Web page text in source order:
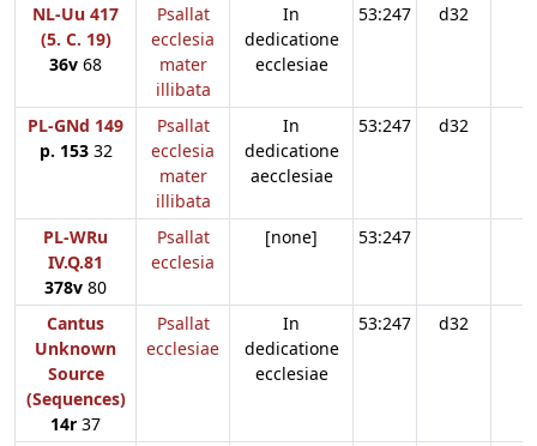
NL-Uu 417
(5. C. 19)
36v 68
Psallat
ecclesia
mater
illibata
In
dedicatione
ecclesiae
53:247 d32
PL-GNd 149
p. 15332
Psallat
ecclesia
mater
illibata
In
dedicatione
aecclesiae
53:247 d32
PL-WRu
IV.Q.81
378v 80
Psallat
ecclesia
[none] 53:247
Cantus
Unknown
Source
(Sequences)
14r 37
Psallat
ecclesiae
In
dedicatione
ecclesiae
53:247 d32